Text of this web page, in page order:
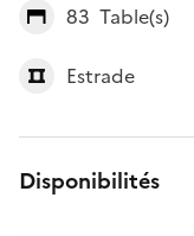
83 Table(s)
Estrade
Disponibilités